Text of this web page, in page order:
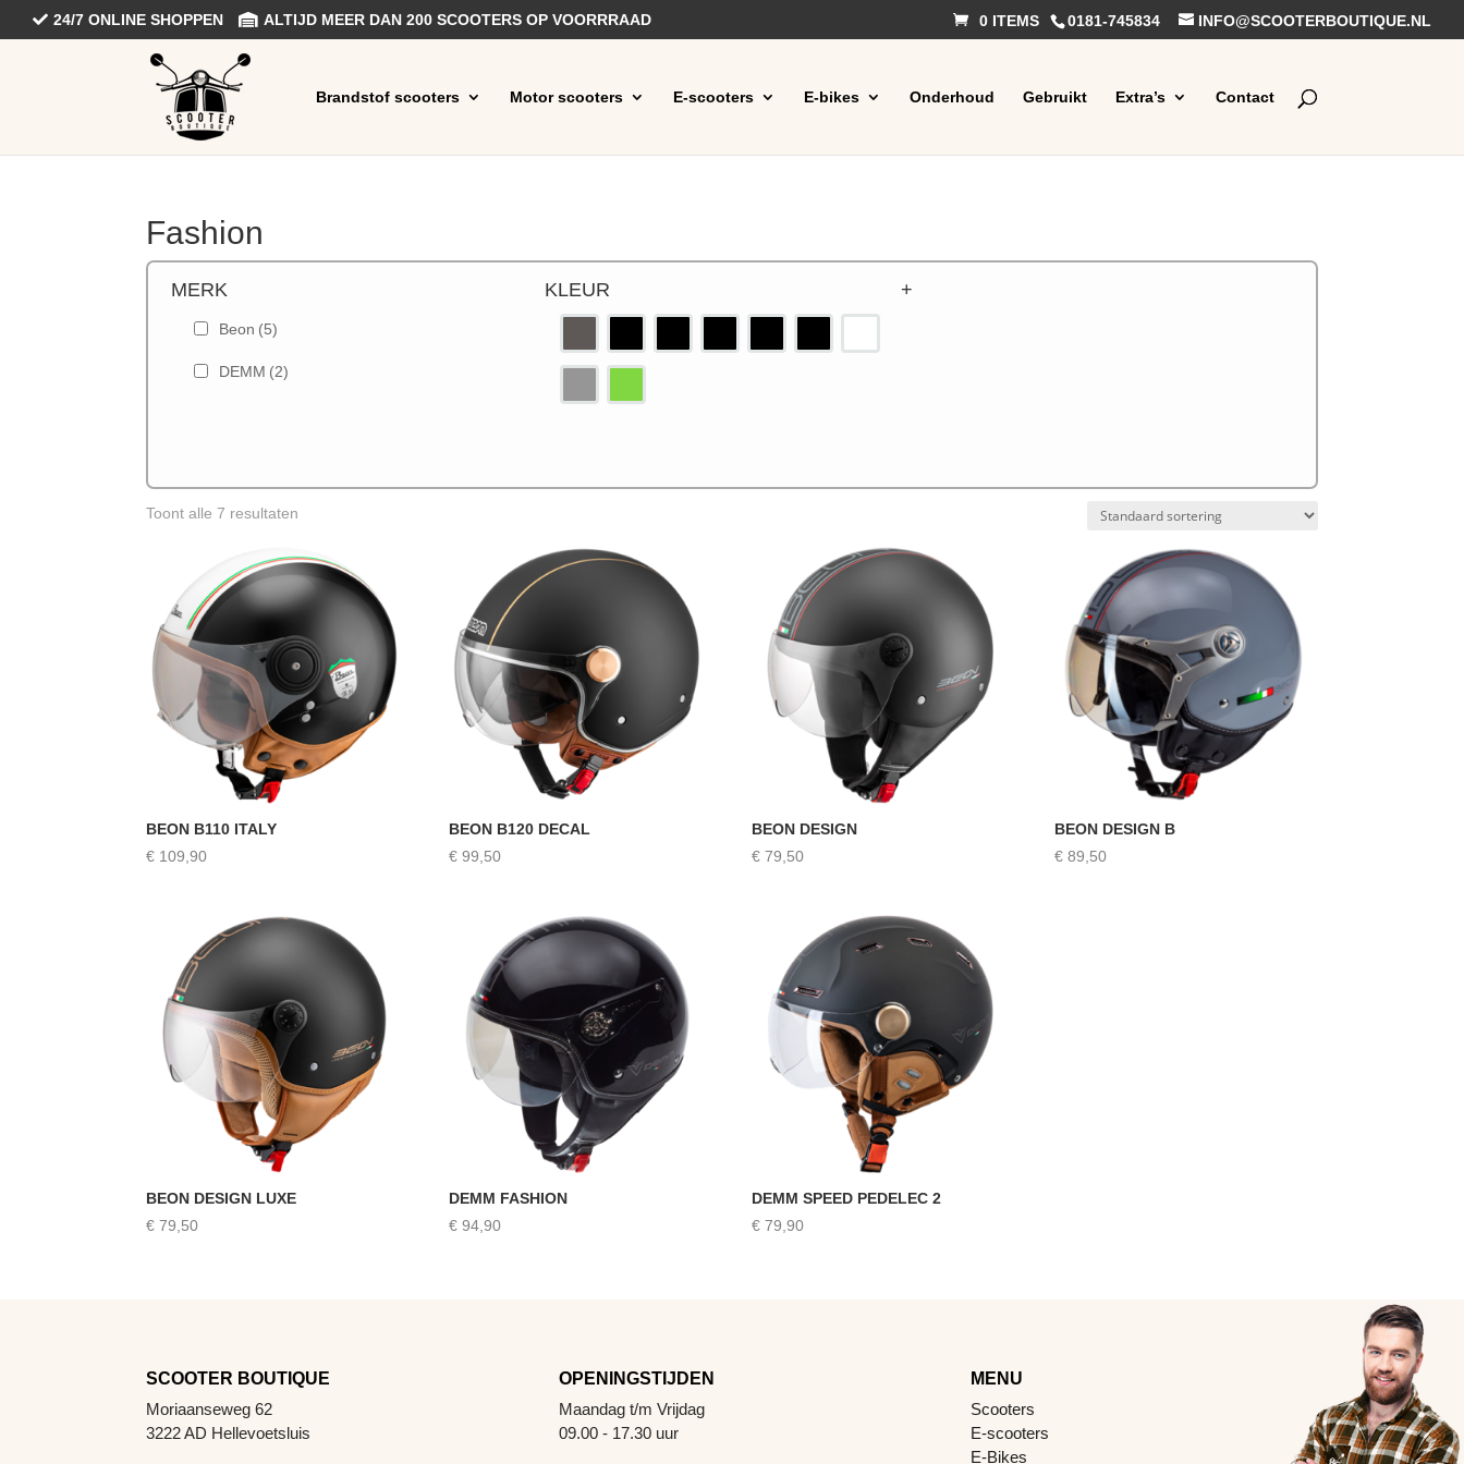
24/7 ONLINE SHOPPEN ALTIJD MEER DAN 200 SCOOTERS OP VOORRRAAD 0181-745834 INFO@SCOOTERBOUTIQUE.NL
0 ITEMS
Brandstof scooters Motor scooters E-scooters E-bikes Onderhoud Gebruikt Extra’s Contact
Fashion
MERK
Beon (5)
DEMM (2)
KLEUR +
Toont alle 7 resultaten
BEON B110 ITALY
€ 109,90
BEON B120 DECAL
€ 99,50
BEON DESIGN
€ 79,50
BEON DESIGN B
€ 89,50
BEON DESIGN LUXE
€ 79,50
DEMM FASHION
€ 94,90
DEMM SPEED PEDELEC 2
€ 79,90
SCOOTER BOUTIQUE
Moriaanseweg 62
3222 AD Hellevoetsluis
OPENINGSTIJDEN
Maandag t/m Vrijdag
09.00 - 17.30 uur
MENU
Scooters
E-scooters
E-Bikes